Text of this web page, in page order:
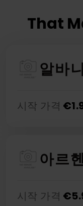
That
알바
시작 가격 €
아르
시작 가격 €